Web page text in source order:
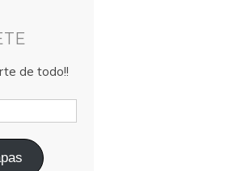
de todo!!